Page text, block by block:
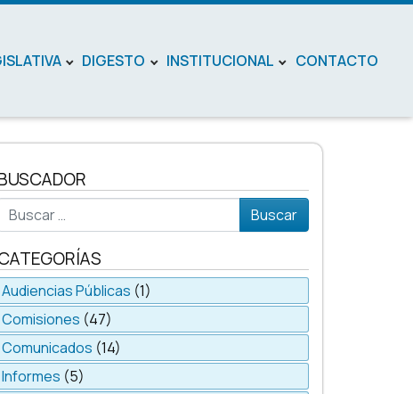
DIGESTO INSTITUCIONAL CONTACTO
Buscar
Audiencias Públicas (1)
Comisiones (47)
Comunicados (14)
Informes (5)